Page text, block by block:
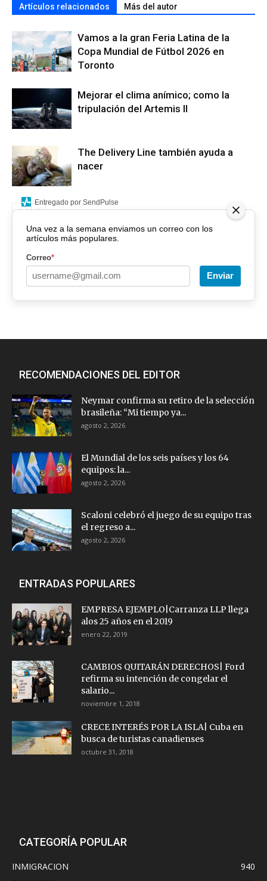
Artículos relacionados Más del autor
Vamos a la gran Feria Latina de la
Copa Mundial de Fútbol 2026 en
Toronto
Mejorar el clima anímico; como la
tripulación del Artemis II
The Delivery Line también ayuda a
nacer
Una vez a la semana enviamos un correo con los
artículos más populares.
Correo*
Enviar
Entregado por SendPulse
RECOMENDACIONES DEL EDITOR
Neymar confirma su retiro de la selección
brasileña: “Mi tiempo ya...
agosto 2, 2026
El Mundial de los seis países y los 64
equipos: la...
agosto 2, 2026
Scaloni celebró el juego de su equipo tras
el regreso a...
agosto 2, 2026
ENTRADAS POPULARES
EMPRESA EJEMPLO|Carranza LLP llega
alos 25 años en el 2019
enero 22, 2019
CAMBIOS QUITARÁN DERECHOS| Ford
refirma su intención de congelar el
salario...
noviembre 1, 2018
CRECE INTERÉS POR LA ISLA| Cuba en
busca de turistas canadienses
octubre 31, 2018
CATEGORÍA POPULAR
INMIGRACION
940